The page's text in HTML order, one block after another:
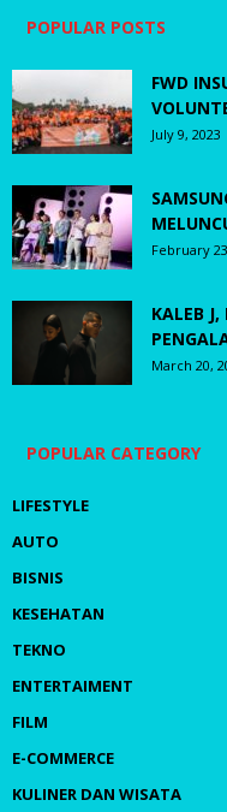
POPULAR POSTS
FWD
July 9, 2023
February
KALEB
March 20,
POPULAR CATEGORY
LIFESTYLE
AUTO
BISNIS
KESEHATAN
TEKNO
ENTERTAIMENT
FILM
E-COMMERCE
KULINER DAN WISATA